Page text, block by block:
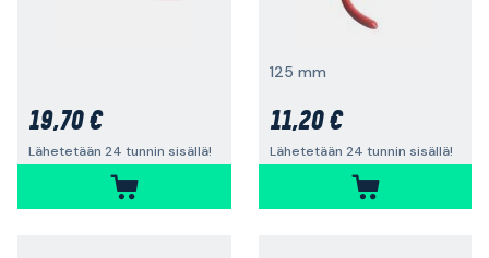
19,70 €
Lähetetään 24 tunnin sisällä!
125 mm
11,20 €
Lähetetään 24 tunnin sisällä!